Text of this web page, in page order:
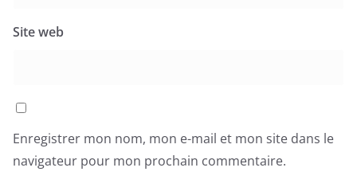
Site web
Enregistrer mon nom, mon e-mail et mon site dans le
navigateur pour mon prochain commentaire.